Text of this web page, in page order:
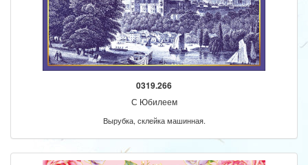
0319.266
С Юбилеем
Вырубка, склейка машинная.